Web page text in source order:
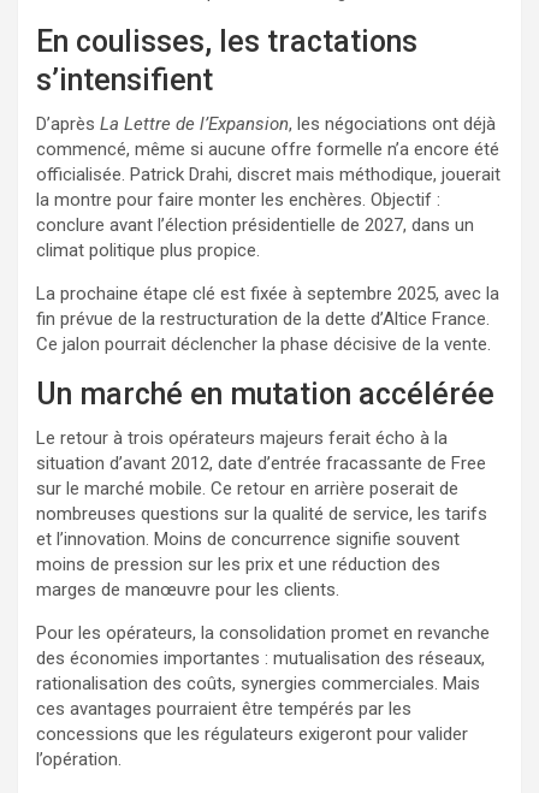
En coulisses, les tractations
s’intensifient
D’après La Lettre de l’Expansion, les négociations ont déjà
commencé, même si aucune offre formelle n’a encore été
officialisée. Patrick Drahi, discret mais méthodique, jouerait
la montre pour faire monter les enchères. Objectif :
conclure avant l’élection présidentielle de 2027, dans un
climat politique plus propice.
La prochaine étape clé est fixée à septembre 2025, avec la
fin prévue de la restructuration de la dette d’Altice France.
Ce jalon pourrait déclencher la phase décisive de la vente.
Un marché en mutation accélérée
Le retour à trois opérateurs majeurs ferait écho à la
situation d’avant 2012, date d’entrée fracassante de Free
sur le marché mobile. Ce retour en arrière poserait de
nombreuses questions sur la qualité de service, les tarifs
et l’innovation. Moins de concurrence signifie souvent
moins de pression sur les prix et une réduction des
marges de manœuvre pour les clients.
Pour les opérateurs, la consolidation promet en revanche
des économies importantes : mutualisation des réseaux,
rationalisation des coûts, synergies commerciales. Mais
ces avantages pourraient être tempérés par les
concessions que les régulateurs exigeront pour valider
l’opération.